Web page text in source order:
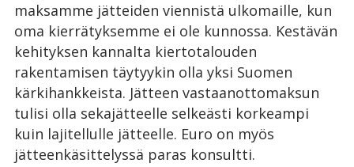
maksamme jätteiden viennistä ulkomaille, kun
oma kierrätyksemme ei ole kunnossa. Kestävän
kehityksen kannalta kiertotalouden
rakentamisen täytyykin olla yksi Suomen
kärkihankkeista. Jätteen vastaanottomaksun
tulisi olla sekajätteelle selkeästi korkeampi
kuin lajitellulle jätteelle. Euro on myös
jätteenkäsittelyssä paras konsultti.